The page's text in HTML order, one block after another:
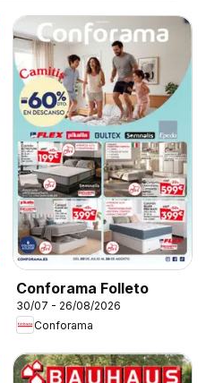
Conforama Folleto
30/07 - 26/08/2026
Conforama